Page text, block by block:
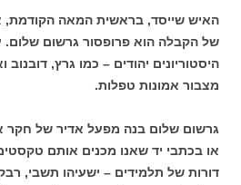
האיש שייסד, בראשית המאה הקודמת,
של הקבלה הוא פרופסור גרשום שלום.
היסטוריונים יהודים – כמו גרץ,
מצבור אמונות טפלות.
גרשום שלום בנה מפעל אדיר של חקר
או בכתבי יד שאנו מכנים אותם
דורות של תלמידים – ישעיהו תשבי,